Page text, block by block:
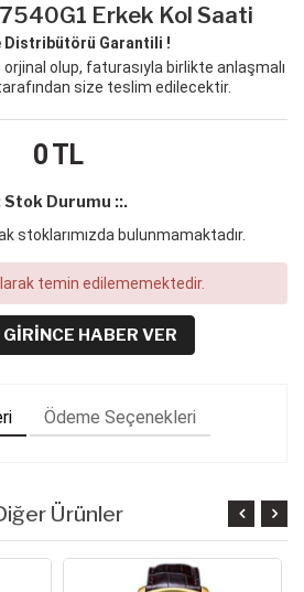
Erkek Kol Saati
Distribütörü Garantili !
orjinal olup, faturasıyla birlikte anlaşmalı
size teslim edilecektir.
0TL
Stok Durumu ::.
stoklarımızda bulunmamaktadır.
temin edilememektedir.
HABER VER
Ödeme Seçenekleri
Ürünler